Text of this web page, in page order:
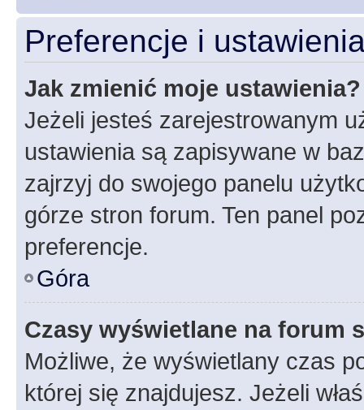
Preferencje i
Jak zmienić moje ustawienia?
Jeżeli jesteś zarejestrowanym
ustawienia są zapisywane w
zajrzyj do swojego panelu
górze stron forum. Ten panel
preferencje.
Góra
Czasy wyświetlane na forum
Możliwe, że wyświetlany czas
której się znajdujesz. Jeżeli